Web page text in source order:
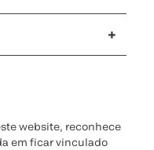
website, reconhece
em ficar vinculado